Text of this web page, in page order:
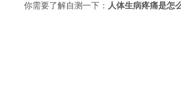
你需要了解自测一下： 人体生病疼痛是怎